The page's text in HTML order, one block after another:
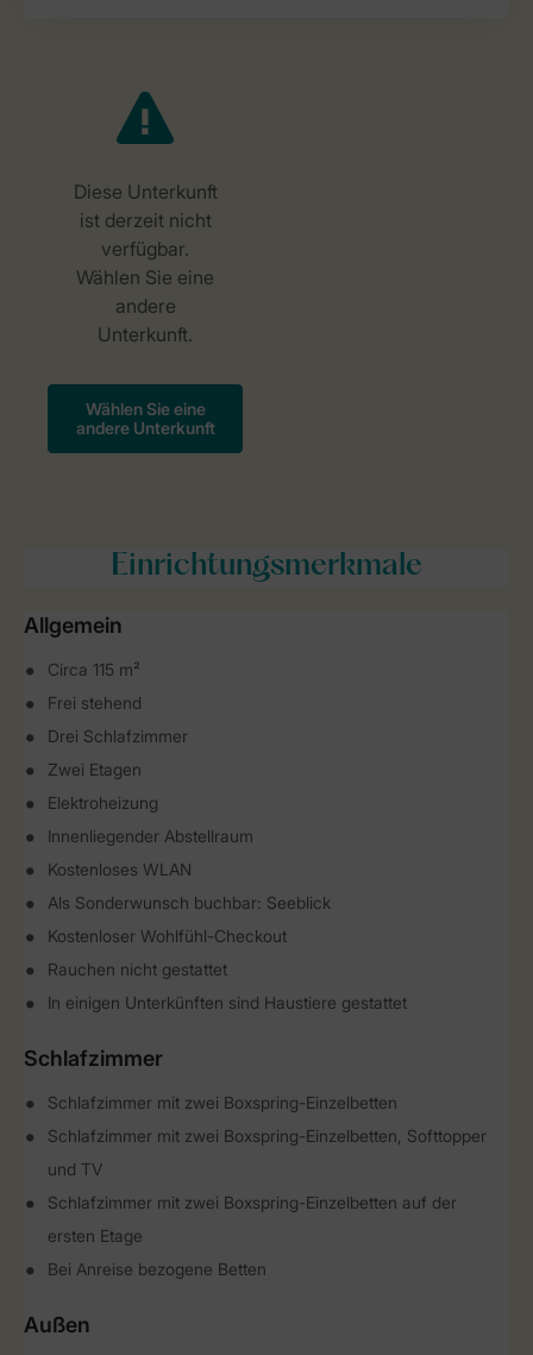
Einrichtungsmerkmale
Allgemein
Circa 115 m²
Frei stehend
Drei Schlafzimmer
Zwei Etagen
Elektroheizung
Innenliegender Abstellraum
Kostenloses WLAN
Als Sonderwunsch buchbar: Seeblick
Kostenloser Wohlfühl-Checkout
Rauchen nicht gestattet
In einigen Unterkünften sind Haustiere gestattet
Schlafzimmer
Schlafzimmer mit zwei Boxspring-Einzelbetten
Schlafzimmer mit zwei Boxspring-Einzelbetten, Softtopper
und TV
Schlafzimmer mit zwei Boxspring-Einzelbetten auf der
ersten Etage
Bei Anreise bezogene Betten
Außen